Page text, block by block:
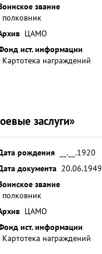
звание
полковник
ЦАМО
ист. информации
Картотека награждений
заслуги»
рождения
__.__.1920
документа 20.06.1949
звание
полковник
ЦАМО
ист. информации
Картотека награждений